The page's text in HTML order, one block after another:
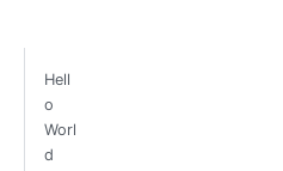
Hell
o
Worl
d